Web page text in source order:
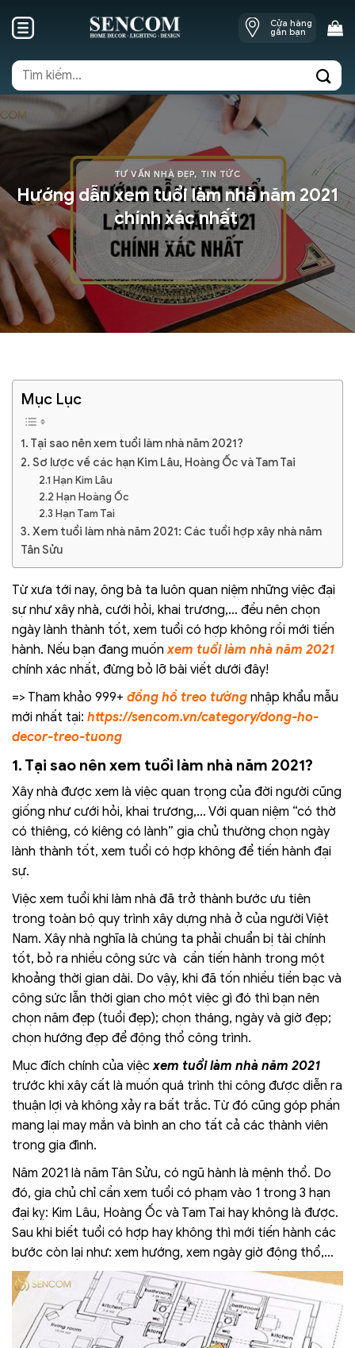
Cửa hàng
gần bạn
Tìm
kiếm:
TƯ VẤN NHÀ ĐẸP, TIN TỨC
Hướng dẫn xem tuổi làm nhà năm 2021
chính xác nhất
Mục Lục
1. Tại sao nên xem tuổi làm nhà năm 2021?
2. Sơ lược về các hạn Kim Lâu, Hoàng Ốc và Tam Tai
2.1 Hạn Kim Lâu
2.2 Hạn Hoàng Ốc
2.3 Hạn Tam Tai
3. Xem tuổi làm nhà năm 2021: Các tuổi hợp xây nhà năm
Tân Sửu
Từ xưa tới nay, ông bà ta luôn quan niệm những việc đại
sự như xây nhà, cưới hỏi, khai trương,… đều nên chọn
ngày lành thành tốt, xem tuổi có hợp không rồi mới tiến
hành. Nếu bạn đang muốnxem tuổi làm nhà năm 2021
chính xác nhất, đừng bỏ lỡ bài viết dưới đây!
=> Tham khảo 999+ đồng hồ treo tường nhập khẩu mẫu
mới nhất tại: https://sencom.vn/category/dong-ho-
decor-treo-tuong
1. Tại sao nên xem tuổi làm nhà năm 2021?
Xây nhà được xem là việc quan trọng của đời người cũng
giống như cưới hỏi, khai trương,… Với quan niệm “có thờ
có thiêng, có kiêng có lành” gia chủ thường chọn ngày
lành thành tốt, xem tuổi có hợp không để tiến hành đại
sự.
Việc xem tuổi khi làm nhà đã trở thành bước ưu tiên
trong toàn bộ quy trình xây dựng nhà ở của người Việt
Nam. Xây nhà nghĩa là chúng ta phải chuẩn bị tài chính
tốt, bỏ ra nhiều công sức và cần tiến hành trong một
khoảng thời gian dài. Do vậy, khi đã tốn nhiều tiền bạc và
công sức lẫn thời gian cho một việc gì đó thì bạn nên
chọn năm đẹp (tuổi đẹp); chọn tháng, ngày và giờ đẹp;
chọn hướng đẹp để động thổ công trình.
Mục đích chính của việcxem tuổi làm nhà năm 2021
trước khi xây cất là muốn quá trình thi công được diễn ra
thuận lợi và không xảy ra bất trắc. Từ đó cũng góp phần
mang lại may mắn và bình an cho tất cả các thành viên
trong gia đình.
Năm 2021 là năm Tân Sửu, có ngũ hành là mệnh thổ. Do
đó, gia chủ chỉ cần xem tuổi có phạm vào 1 trong 3 hạn
đại kỵ: Kim Lâu, Hoàng Ốc và Tam Tai hay không là được.
Sau khi biết tuổi có hợp hay không thì mới tiến hành các
bước còn lại như: xem hướng, xem ngày giờ động thổ,…